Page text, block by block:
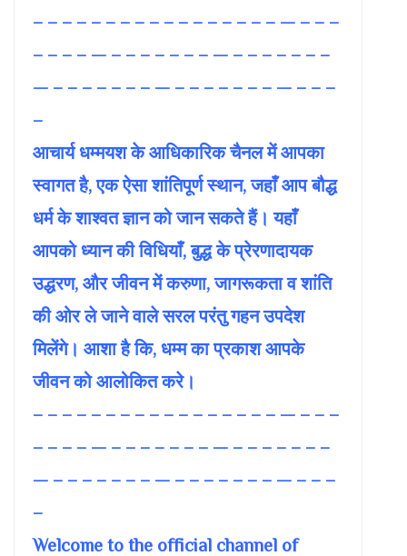
– – – – – – – – – – – – – – – – – — – – –
– – – – — – – – – – – – — – – – – – – –
— – – – – – – – — – – – – – – – — – – –
–
आचार्य धम्मयश के आधिकारिक चैनल में आपका
स्वागत है, एक ऐसा शांतिपूर्ण स्थान, जहाँ आप बौद्ध
धर्म के शाश्वत ज्ञान को जान सकते हैं। यहाँ
आपको ध्यान की विधियाँ, बुद्ध के प्रेरणादायक
उद्धरण, और जीवन में करुणा, जागरूकता व शांति
की ओर ले जाने वाले सरल परंतु गहन उपदेश
मिलेंगे। आशा है कि, धम्म का प्रकाश आपके
जीवन को आलोकित करे।
– – – – – – – – – – – – – – – – – — – – –
– – – – — – – – – – – – — – – – – – – –
— – – – – – – – — – – – – – – – — – – –
–
Welcome to the official channel of